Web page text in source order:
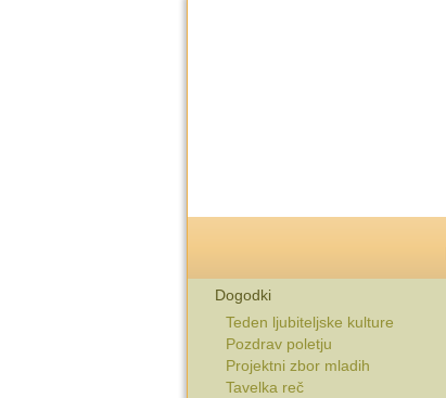
Dogodki
Teden ljubiteljske kulture
Pozdrav poletju
Projektni zbor mladih
Tavelka reč